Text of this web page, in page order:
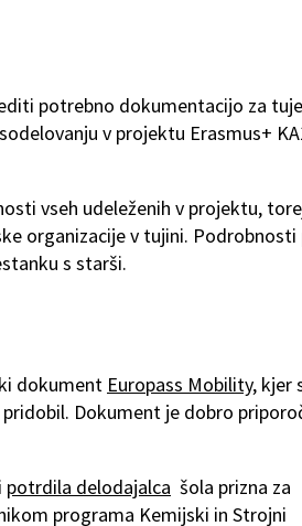
potrebno dokumentacijo za tuje
v projektu Erasmus+
vseh udeleženih v projektu,
organizacije v tujini. Podrobnosti
s starši.
dokument Europass Mobility, kjer
Dokument je dobro
potrdila delodajalca šola prizna za
programa Kemijski in Strojni